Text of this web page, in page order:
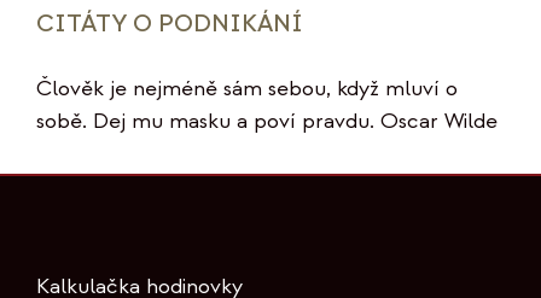
CITÁTY O PODNIKÁNÍ
Člověk je nejméně sám sebou, když mluví o
sobě. Dej mu masku a poví pravdu. Oscar Wilde
Kalkulačka hodinovky